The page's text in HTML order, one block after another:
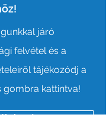
járó
felvétel és a
tájékozódj a
gombra kattintva!